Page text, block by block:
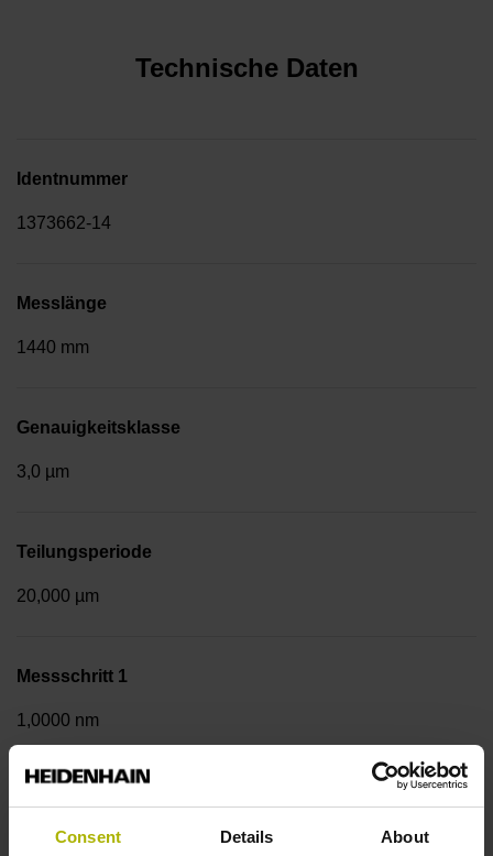
Consent Details About
Technische Daten
Identnummer
1373662-14
Messlänge
1440 mm
Genauigkeitsklasse
3,0 µm
Teilungsperiode
20,000 µm
Messschritt 1
1,0000 nm
Anschraubleiste integriert